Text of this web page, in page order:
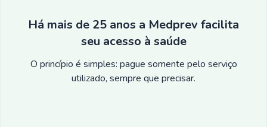
Há mais de 25 anos a Medprev facilita
seu acesso à saúde
O princípio é simples: pague somente pelo serviço
utilizado, sempre que precisar.